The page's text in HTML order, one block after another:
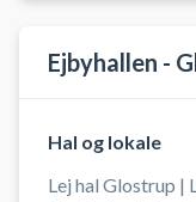
Ejbyhallen -
Hal og lokale
Lej hal Glostrup |